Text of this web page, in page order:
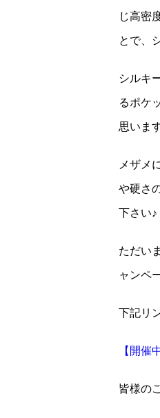
じ高密
とで、
シルキ
るポケ
思いま
メザメ
や硬さ
下さい♪
ただい
ャンペ
下記リ
【開催
皆様の